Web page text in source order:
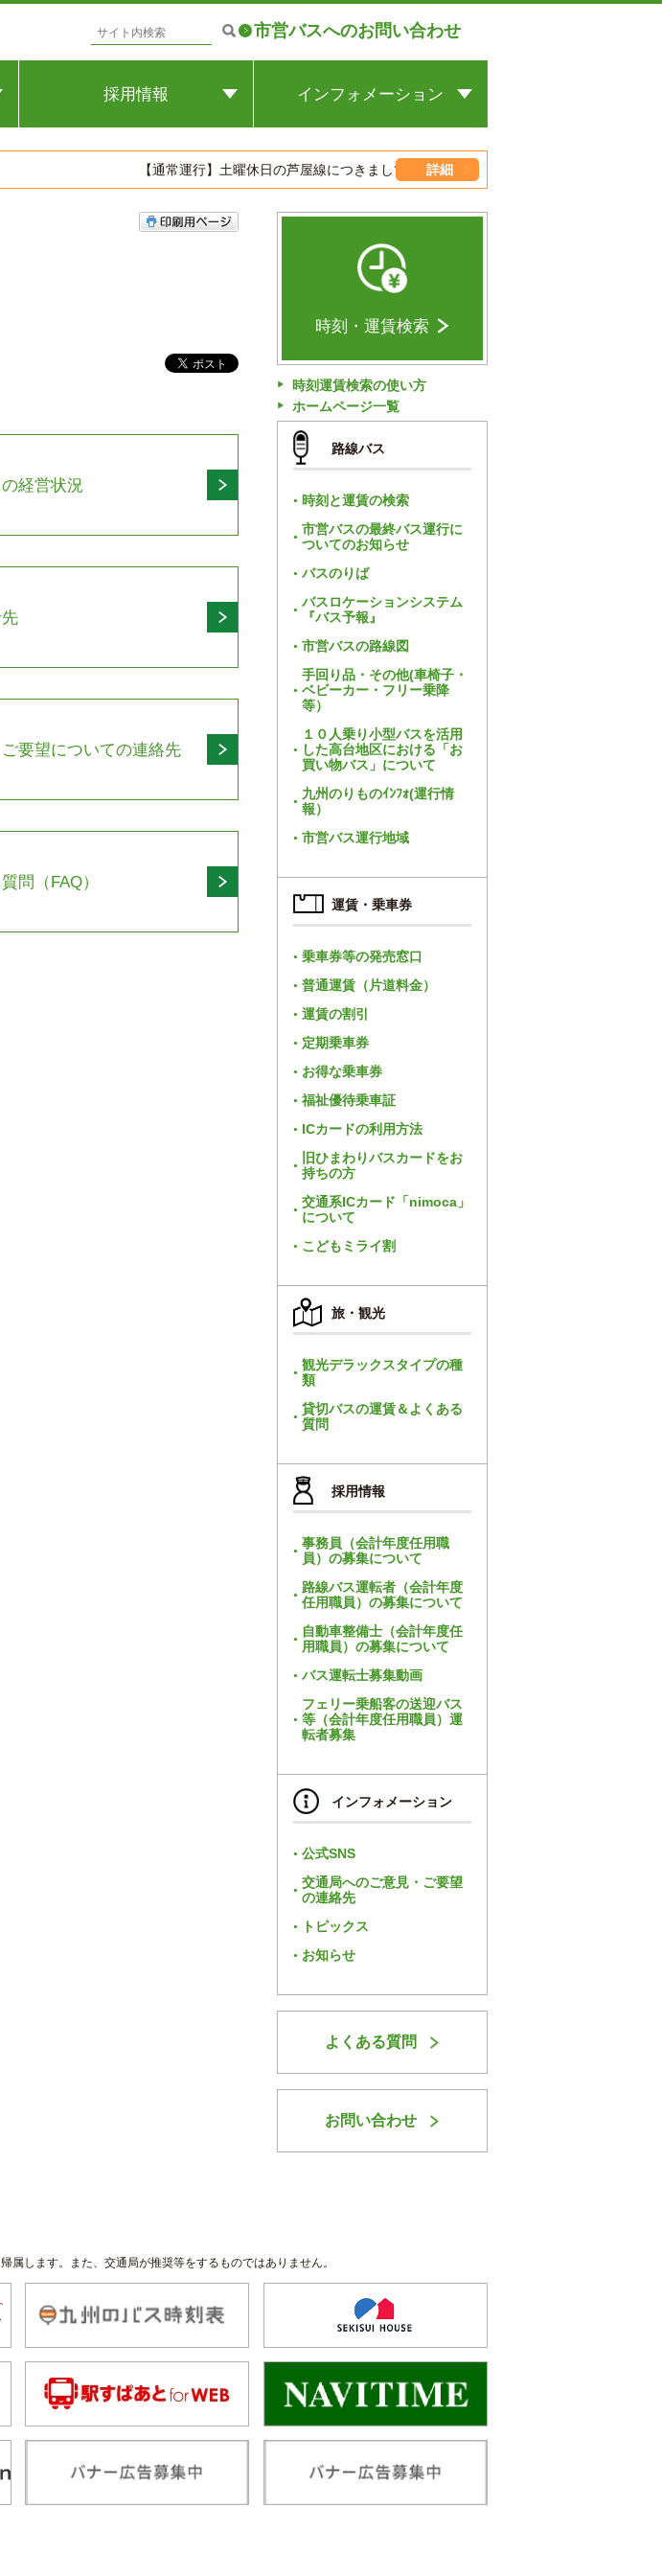
市営バスへのお問い合わせ
採用情報
募集について
路線バス運転者（会計年度任用
職員）の募集について
自動車整備士（会計年度任用職
員）の募集について
インフォメーション
交通局へのご意見・ご要望の連
絡先
【通常運行】土曜休日の芦屋線につきましては、芦屋町レジャー施設周辺の交通渋滞の影
詳細
経営状況
要望についての連絡先
問（FAQ）
時刻・運賃検索
時刻運賃検索の使い方
ホームページ一覧
路線バス
時刻と運賃の検索
市営バスの最終バス運行に
ついてのお知らせ
バスのりば
バスロケーションシステム
『バス予報』
市営バスの路線図
手回り品・その他(車椅子・
ベビーカー・フリー乗降
等）
１０人乗り小型バスを活用
した高台地区における「お
買い物バス」について
九州のりものｲﾝﾌｫ(運行情
報）
市営バス運行地域
運賃・乗車券
乗車券等の発売窓口
普通運賃（片道料金）
運賃の割引
定期乗車券
お得な乗車券
福祉優待乗車証
ICカードの利用方法
旧ひまわりバスカードをお
持ちの方
交通系ICカード「nimoca」
について
こどもミライ割
旅・観光
観光デラックスタイプの種
類
貸切バスの運賃＆よくある
質問
採用情報
事務員（会計年度任用職
員）の募集について
路線バス運転者（会計年度
任用職員）の募集について
自動車整備士（会計年度任
用職員）の募集について
バス運転士募集動画
フェリー乗船客の送迎バス
等（会計年度任用職員）運
転者募集
インフォメーション
公式SNS
交通局へのご意見・ご要望
の連絡先
トピックス
お知らせ
よくある質問
お問い合わせ